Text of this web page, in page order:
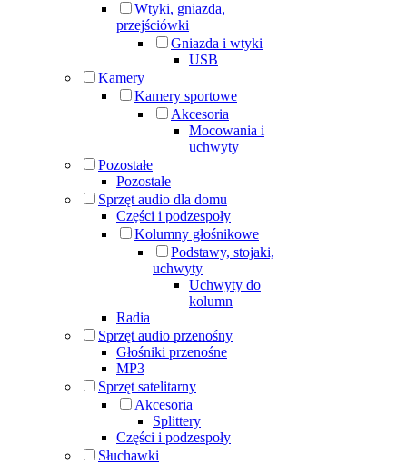
Wtyki, gniazda,
przejściówki
Gniazda i wtyki
USB
Kamery
Kamery sportowe
Akcesoria
Mocowania i
uchwyty
Pozostałe
Pozostałe
Sprzęt audio dla domu
Części i podzespoły
Kolumny głośnikowe
Podstawy, stojaki,
uchwyty
Uchwyty do
kolumn
Radia
Sprzęt audio przenośny
Głośniki przenośne
MP3
Sprzęt satelitarny
Akcesoria
Splittery
Części i podzespoły
Słuchawki